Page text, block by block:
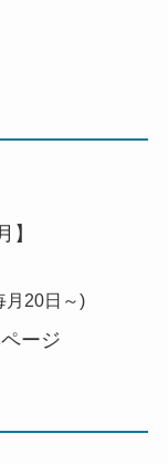
】
月20日～)
ージ